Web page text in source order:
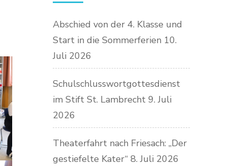
Abschied von der 4. Klasse und
Start in die Sommerferien 10.
Juli 2026
Schulschlusswortgottesdienst
im Stift St. Lambrecht 9. Juli
2026
Theaterfahrt nach Friesach: „Der
gestiefelte Kater“ 8. Juli 2026